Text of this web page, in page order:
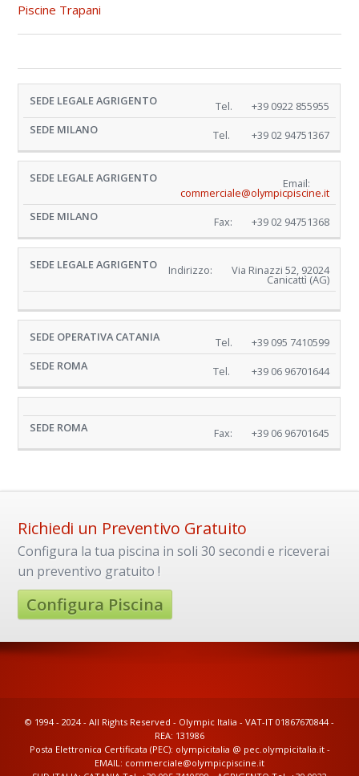
Piscine Trapani
SEDE
LEGALE
AGRIGENTO
SEDE
MILANO
Tel.
+39 0922 855955
Tel.
+39 02 94751367
Email:
commerciale@olympicpiscine.it
Fax:
+39 02 94751368
Indirizzo: Via Rinazzi 52, 92024
Canicattì (AG)
SEDE
OPERATIVA
CATANIA
SEDE
ROMA
Tel.
+39 095 7410599
Tel.
+39 06 96701644
Fax: +39 06 96701645
Richiedi un Preventivo Gratuito
Configura la tua piscina in soli 30 secondi e riceverai
un preventivo gratuito !
Configura Piscina
© 1994 - 2024 - All Rights Reserved - Olympic Italia - VAT-IT 01867670844 -
REA: 131986
Posta Elettronica Certificata (PEC): olympicitalia @ pec.olympicitalia.it -
EMAIL: commerciale@olympicpiscine.it